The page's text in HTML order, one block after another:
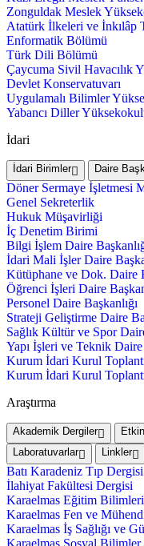
Zonguldak Meslek
Atatürk İlkeleri ve İnkılâp
Enformatik Bölümü
Türk Dili Bölümü
Çaycuma Sivil Havacılık
Devlet Konservatuvarı
Uygulamalı Bilimler
Yabancı Diller
İdari
İdari Birimler Daire
Döner Sermaye İşletmesi
Genel Sekreterlik
Hukuk Müşavirliği
İç Denetim Birimi
Bilgi İşlem Daire
İdari Mali İşler Daire
Kütüphane ve Dok. Daire
Öğrenci İşleri Daire
Personel Daire Başkanlığı
Strateji Geliştirme Daire
Sağlık Kültür ve Spor
Yapı İşleri ve Teknik Daire
Kurum İdari Kurul
Kurum İdari Kurul
Araştırma
Akademik Dergiler
Laboratuvarlar
Linkler
Batı Karadeniz Tıp Dergisi
İlahiyat Fakültesi Dergisi
Karaelmas Eğitim
Karaelmas Fen ve
Karaelmas İş Sağlığı ve